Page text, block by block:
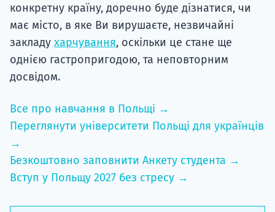
конкретну країну, доречно буде дізнатися, чи
має місто, в яке Ви вирушаєте, незвичайні
закладу харчування, оскільки це стане ще
однією гастропригодою, та неповторним
досвідом.
Все про навчання в Польщі →
Переглянути університети Польщі для українців
→
Безкоштовно заповнити Анкету студента →
Вступ у Польщу 2027 без стресу →